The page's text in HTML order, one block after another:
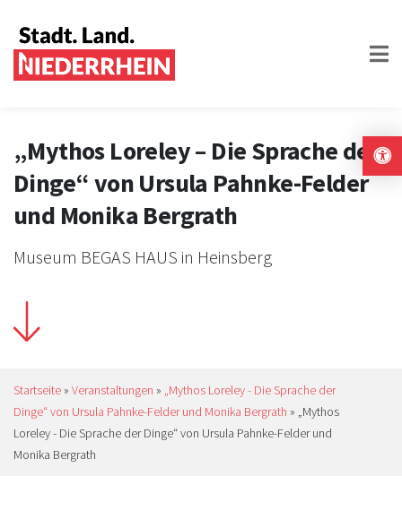
„Mythos Loreley – Die Sprache der
Dinge“ von Ursula Pahnke-Felder
und Monika Bergrath
Museum BEGAS HAUS in Heinsberg
Startseite » Veranstaltungen » „Mythos Loreley - Die Sprache der
Dinge“ von Ursula Pahnke-Felder und Monika Bergrath » „Mythos
Loreley - Die Sprache der Dinge“ von Ursula Pahnke-Felder und
Monika Bergrath